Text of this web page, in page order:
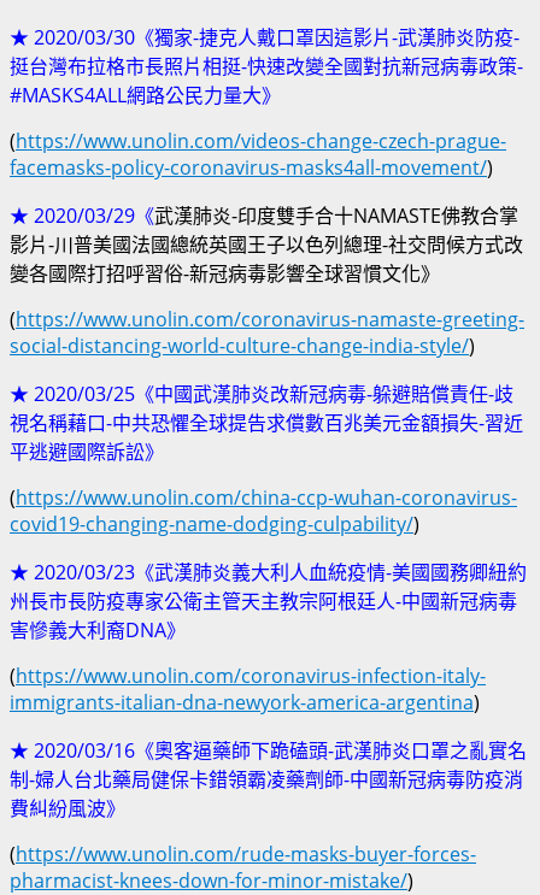
★ 2020/03/30《獨家-捷克人戴口罩因這影片-武漢肺炎防疫-
挺台灣布拉格市長照片相挺-快速改變全國對抗新冠病毒政策-
#MASKS4ALL網路公民力量大》
(https://www.unolin.com/videos-change-czech-prague-
facemasks-policy-coronavirus-masks4all-movement/)
★ 2020/03/29《武漢肺炎-印度雙手合十NAMASTE佛教合掌
影片-川普美國法國總統英國王子以色列總理-社交問候方式改
變各國際打招呼習俗-新冠病毒影響全球習慣文化》
(https://www.unolin.com/coronavirus-namaste-greeting-
social-distancing-world-culture-change-india-style/)
★ 2020/03/25《中國武漢肺炎改新冠病毒-躲避賠償責任-歧
視名稱藉口-中共恐懼全球提告求償數百兆美元金額損失-習近
平逃避國際訴訟》
(https://www.unolin.com/china-ccp-wuhan-coronavirus-
covid19-changing-name-dodging-culpability/)
★ 2020/03/23《武漢肺炎義大利人血統疫情-美國國務卿紐約
州長市長防疫專家公衛主管天主教宗阿根廷人-中國新冠病毒
害慘義大利裔DNA》
(https://www.unolin.com/coronavirus-infection-italy-
immigrants-italian-dna-newyork-america-argentina)
★ 2020/03/16《奧客逼藥師下跪磕頭-武漢肺炎口罩之亂實名
制-婦人台北藥局健保卡錯領霸凌藥劑師-中國新冠病毒防疫消
費糾紛風波》
(https://www.unolin.com/rude-masks-buyer-forces-
pharmacist-knees-down-for-minor-mistake/)